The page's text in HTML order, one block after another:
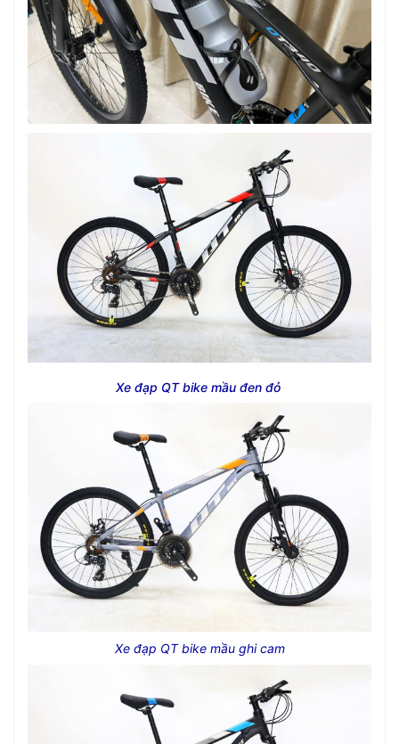
Xe đạp QT bike mầu đen đỏ
Xe đạp QT bike mầu ghi cam